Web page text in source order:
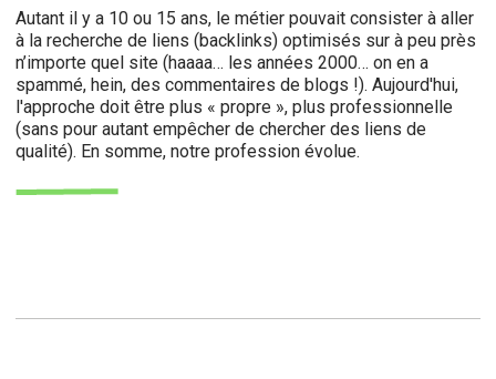
Autant il y a 10 ou 15 ans, le métier pouvait consister à aller
à la recherche de liens (backlinks) optimisés sur à peu près
n’importe quel site (haaaa… les années 2000… on en a
spammé, hein, des commentaires de blogs !). Aujourd'hui,
l'approche doit être plus « propre », plus professionnelle
(sans pour autant empêcher de chercher des liens de
qualité). En somme, notre profession évolue.